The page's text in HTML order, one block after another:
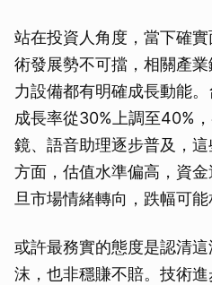
站在投資人角度，當下確
術發展勢不可擋，相關產
力設備都有明確成長動能
成長率從30%上調至40%
鏡、語音助理逐步普及，
方面，估值水準偏高，資
旦市場情緒轉向，跌幅可能
或許最務實的態度是認清
沫，也非穩賺不賠。技術